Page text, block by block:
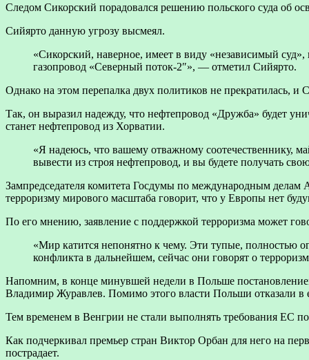
Следом Сикорский порадовался решению польского суда об
Сийярто данную угрозу высмеял.
«Сикорский, наверное, имеет в виду «независимый
газопровод «Северный поток-2″», — отметил Сийярто.
Однако на этом перепалка двух политиков не прекратилась,
Так, он выразил надежду, что нефтепровод «Дружба» будет
станет нефтепровод из Хорватии.
«Я надеюсь, что вашему отважному соотечественнику,
вывести из строя нефтепровод, и вы будете получать
Зампредседателя комитета Госдумы по международным делам
терроризму мирового масштаба говорит, что у Европы нет
По его мнению, заявление с поддержкой терроризма может
«Мир катится непонятно к чему. Эти тупые, полностью
конфликта в дальнейшем, сейчас они говорят о
Напомним, в конце минувшей недели в Польше
Владимир Журавлев. Помимо этого власти Польши отказали в
Тем временем в Венгрии не стали выполнять требования ЕС по
Как подчеркивал премьер стран Виктор Орбан для него на
пострадает.